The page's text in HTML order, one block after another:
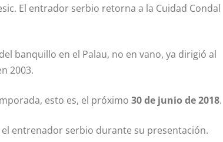
El entrador serbio retorna a la Cuidad Condal
banquillo en el Palau, no en vano, ya dirigió al
2003.
esto es, el próximo 30 de junio de 2018.
entrenador serbio durante su presentación.